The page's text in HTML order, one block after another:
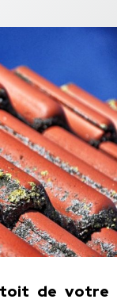
toit de votre